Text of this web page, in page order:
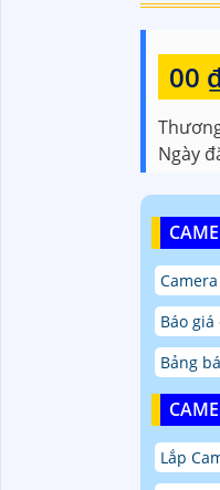
00
Ngày
Báo
Bảng
Lắp